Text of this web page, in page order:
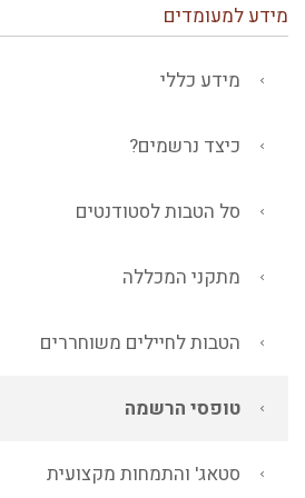
מידע למעומדים
מידע כללי
כיצד נרשמים?
סל הטבות לסטודנטים
מתקני המכללה
הטבות לחיילים משוחררים
טופסי הרשמה
סטאג' והתמחות מקצועית